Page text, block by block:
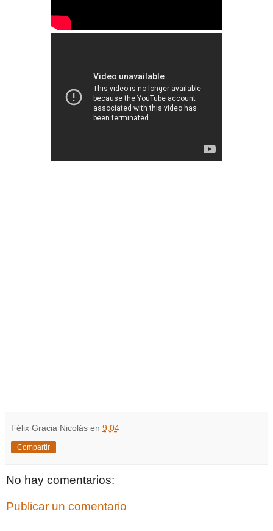
Félix Gracia Nicolás en 9:04
Compartir
No hay comentarios:
Publicar un comentario